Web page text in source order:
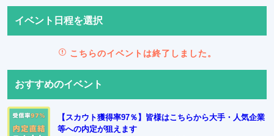
イベント日程を選択
こちらのイベントは終了しました。
おすすめのイベント
【スカウト獲得率97％】皆様はこちらから大手・人気企業
等への内定が狙えます